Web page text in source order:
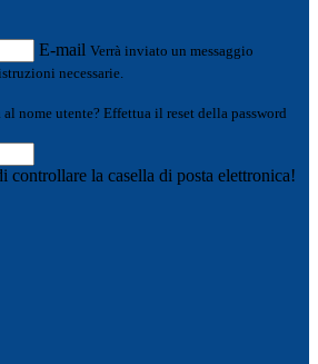
E-mail Verrà inviato un messaggio
necessarie.
nome utente? Effettua il reset della password
controllare la casella di posta elettronica!